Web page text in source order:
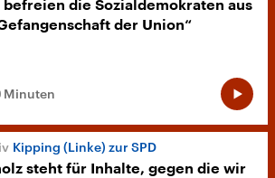
befreien die Sozialdemokraten aus
der Union“
Minuten
Kipping (Linke) zur SPD
steht für Inhalte, gegen die wir